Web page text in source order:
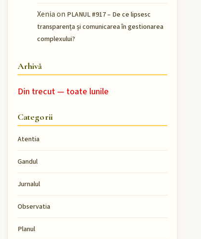
Xeniaon PLANUL #917 – De ce lipsesc
transparența și comunicarea în gestionarea
complexului?
Arhivă
Din trecut — toate lunile
Categorii
Atentia
Gandul
Jurnalul
Observatia
Planul